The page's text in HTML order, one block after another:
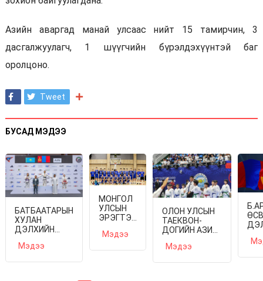
Азийн аваргад манай улсаас нийт 15 тамирчин, 3
дасгалжуулагч, 1 шүүгчийн бүрэлдэхүүнтэй баг
оролцоно.
Tweet
БУСАД МЭДЭЭ
БАТБААТАРЫН
ХУЛАН
ДЭЛХИЙН
БОЛЛОО
Мэдээ
МОНГОЛ
УЛСЫН
ЭРЭГТЭЙ
БАГ ЯПОН
Мэдээ
ОЛОН УЛСЫН
ТАЕКВОН-
ДОГИЙН АЗИ
АВАРГА
Мэдээ